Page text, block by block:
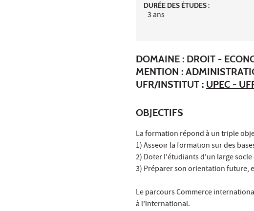
DURÉE DES ÉTUDES :
3 ans
DOMAINE : DROIT -
MENTION :
UFR/INSTITUT : UPEC -
OBJECTIFS
La formation répond à un triple
1) Asseoir la formation sur des
2) Doter l'étudiants d'un large
3) Préparer son orientation future,
Le parcours Commerce
à l’international.